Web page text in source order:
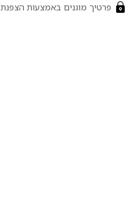
פרטיך מוגנים באמצעות הצפנת SSL